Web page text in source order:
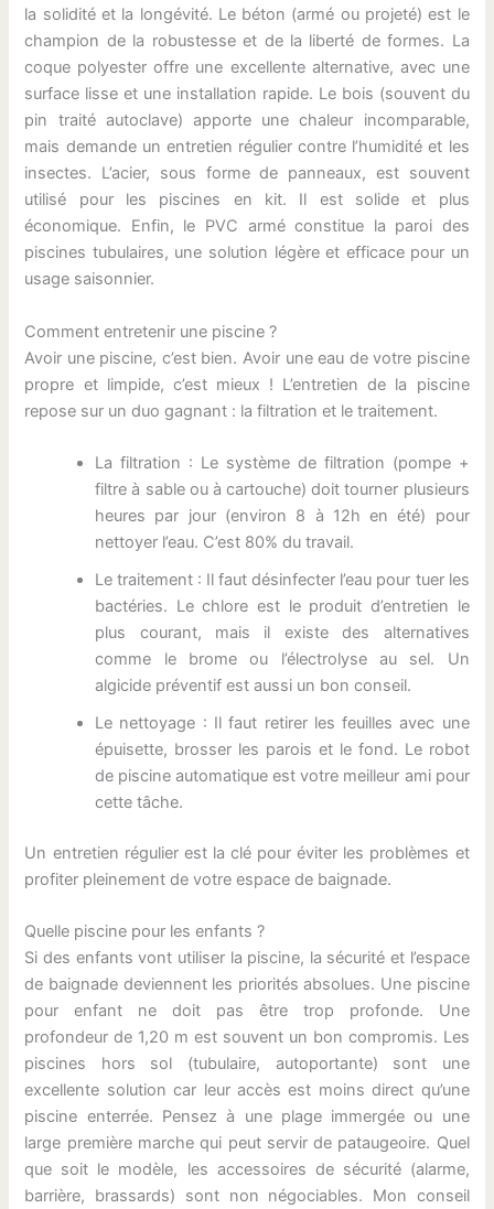
la solidité et la longévité. Le béton (armé ou projeté) est le
champion de la robustesse et de la liberté de formes. La
coque polyester offre une excellente alternative, avec une
surface lisse et une installation rapide. Le bois (souvent du
pin traité autoclave) apporte une chaleur incomparable,
mais demande un entretien régulier contre l’humidité et les
insectes. L’acier, sous forme de panneaux, est souvent
utilisé pour les piscines en kit. Il est solide et plus
économique. Enfin, le PVC armé constitue la paroi des
piscines tubulaires, une solution légère et efficace pour un
usage saisonnier.
Comment entretenir une piscine ?
Avoir une piscine, c’est bien. Avoir une eau de votre piscine
propre et limpide, c’est mieux ! L’entretien de la piscine
repose sur un duo gagnant : la filtration et le traitement.
La filtration : Le système de filtration (pompe +
filtre à sable ou à cartouche) doit tourner plusieurs
heures par jour (environ 8 à 12h en été) pour
nettoyer l’eau. C’est 80% du travail.
Le traitement : Il faut désinfecter l’eau pour tuer les
bactéries. Le chlore est le produit d’entretien le
plus courant, mais il existe des alternatives
comme le brome ou l’électrolyse au sel. Un
algicide préventif est aussi un bon conseil.
Le nettoyage : Il faut retirer les feuilles avec une
épuisette, brosser les parois et le fond. Le robot
de piscine automatique est votre meilleur ami pour
cette tâche.
Un entretien régulier est la clé pour éviter les problèmes et
profiter pleinement de votre espace de baignade.
Quelle piscine pour les enfants ?
Si des enfants vont utiliser la piscine, la sécurité et l’espace
de baignade deviennent les priorités absolues. Une piscine
pour enfant ne doit pas être trop profonde. Une
profondeur de 1,20 m est souvent un bon compromis. Les
piscines hors sol (tubulaire, autoportante) sont une
excellente solution car leur accès est moins direct qu’une
piscine enterrée. Pensez à une plage immergée ou une
large première marche qui peut servir de pataugeoire. Quel
que soit le modèle, les accessoires de sécurité (alarme,
barrière, brassards) sont non négociables. Mon conseil